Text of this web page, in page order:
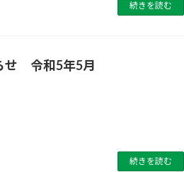
続きを読む
せ 令和5年5月
続きを読む